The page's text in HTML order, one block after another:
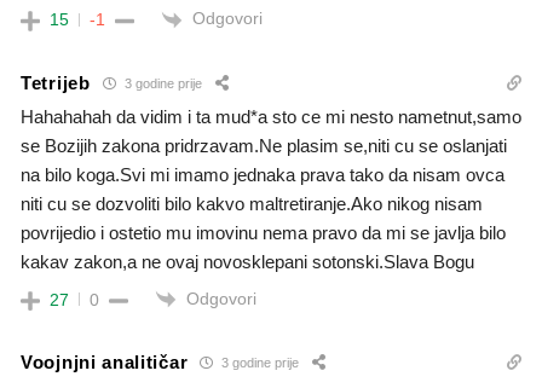
15 -1 Odgovori
Tetrijeb 3 godine prije
Hahahahah da vidim i ta mud*a sto ce mi nesto nametnut,samo
se Bozijih zakona pridrzavam.Ne plasim se,niti cu se oslanjati
na bilo koga.Svi mi imamo jednaka prava tako da nisam ovca
niti cu se dozvoliti bilo kakvo maltretiranje.Ako nikog nisam
povrijedio i ostetio mu imovinu nema pravo da mi se javlja bilo
kakav zakon,a ne ovaj novosklepani sotonski.Slava Bogu
27 0 Odgovori
Voojnjni analitičar 3 godine prije